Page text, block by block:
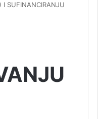
I SUFINANCIRANJU